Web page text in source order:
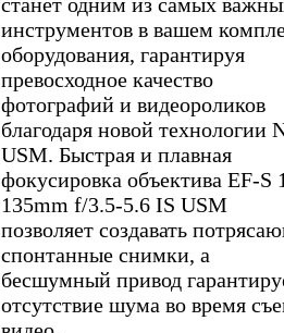
инструментов в вашем
оборудования, гарантируя
превосходное качество
фотографий и видеороликов
благодаря новой технологии
USM. Быстрая и плавная
фокусировка объектива EF-S
135mm f/3.5-5.6 IS USM
позволяет создавать
спонтанные снимки, а
бесшумный привод
отсутствие шума во время